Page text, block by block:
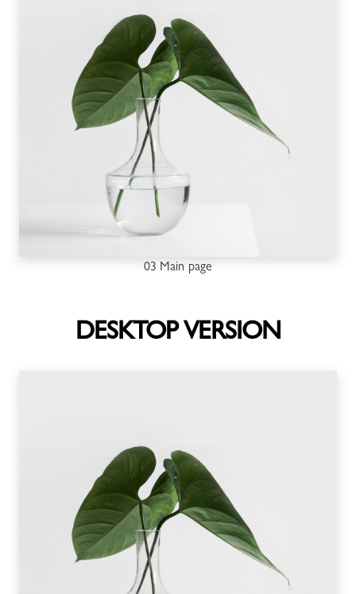
03 Main page
DESKTOP VERSION